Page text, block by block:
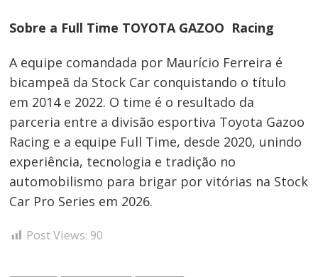
Sobre a Full Time TOYOTA GAZOO Racing
A equipe comandada por Maurício Ferreira é
bicampeã da Stock Car conquistando o título
em 2014 e 2022. O time é o resultado da
parceria entre a divisão esportiva Toyota Gazoo
Racing e a equipe Full Time, desde 2020, unindo
experiência, tecnologia e tradição no
automobilismo para brigar por vitórias na Stock
Car Pro Series em 2026.
Post Views: 90